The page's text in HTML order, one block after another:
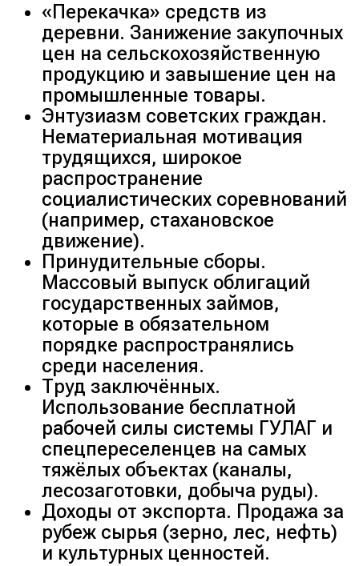
«Перекачка» средств из
деревни. Занижение закупочных
цен на сельскохозяйственную
продукцию и завышение цен на
промышленные товары.
Энтузиазм советских граждан.
Нематериальная мотивация
трудящихся, широкое
распространение
социалистических соревнований
(например, стахановское
движение).
Принудительные сборы.
Массовый выпуск облигаций
государственных займов,
которые в обязательном
порядке распространялись
среди населения.
Труд заключённых.
Использование бесплатной
рабочей силы системы ГУЛАГ и
спецпереселенцев на самых
тяжёлых объектах (каналы,
лесозаготовки, добыча руды).
Доходы от экспорта. Продажа за
рубеж сырья (зерно, лес, нефть)
и культурных ценностей.